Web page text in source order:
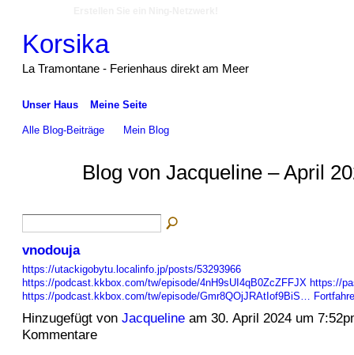
Korsika
La Tramontane - Ferienhaus direkt am Meer
Unser Haus Meine Seite
Alle Blog-Beiträge Mein Blog
Blog von Jacqueline – April
vnodouja
https://utackigobytu.localinfo.jp/posts/53293966
https://podcast.kkbox.com/tw/episode/4nH9sUI4qB0ZcZFFJX https://
https://podcast.kkbox.com/tw/episode/Gmr8QOjJRAtIof9BiS…
Hinzugefügt von Jacquelineam 30. April 2024 um
Kommentare